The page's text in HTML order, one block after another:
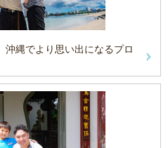
沖縄でより思い出になるプロ